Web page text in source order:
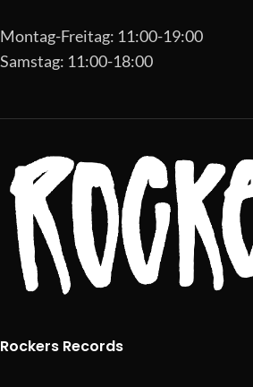
Montag-Freitag: 11:00-19:00
Samstag: 11:00-18:00
Rockers Records